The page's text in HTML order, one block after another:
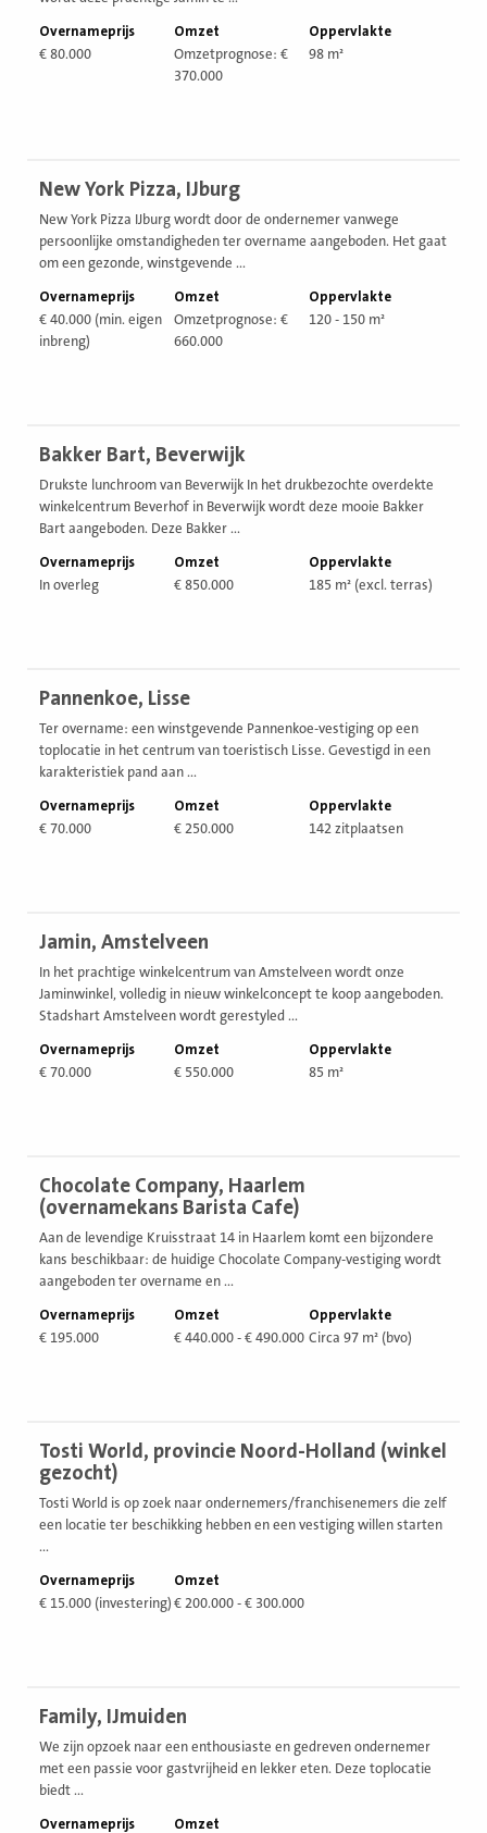
Overnameprijs
€ 80.000
Omzet
Omzetprognose: €
370.000
Oppervlakte
98 m²
New York Pizza, IJburg
New York Pizza IJburg wordt door de ondernemer vanwege
persoonlijke omstandigheden ter overname aangeboden. Het gaat
om een gezonde, winstgevende ...
Overnameprijs
€ 40.000 (min. eigen
inbreng)
Omzet
Omzetprognose: €
660.000
Oppervlakte
120 - 150 m²
vestiging
Bakker Bart, Beverwijk
Drukste lunchroom van Beverwijk In het drukbezochte overdekte
winkelcentrum Beverhof in Beverwijk wordt deze mooie Bakker
Bart aangeboden. Deze Bakker ...
Overnameprijs
In overleg
Omzet
€ 850.000
Oppervlakte
185 m² (excl. terras)
vestiging
Pannenkoe, Lisse
Ter overname: een winstgevende Pannenkoe-vestiging op een
toplocatie in het centrum van toeristisch Lisse. Gevestigd in een
karakteristiek pand aan ...
Overnameprijs
€ 70.000
Omzet
€ 250.000
Oppervlakte
142 zitplaatsen
vestiging
Jamin, Amstelveen
In het prachtige winkelcentrum van Amstelveen wordt onze
Jaminwinkel, volledig in nieuw winkelconcept te koop aangeboden.
Stadshart Amstelveen wordt gerestyled ...
Overnameprijs
€ 70.000
Omzet
€ 550.000
Oppervlakte
85 m²
vestiging
Chocolate Company, Haarlem
(overnamekans Barista Cafe)
Aan de levendige Kruisstraat 14 in Haarlem komt een bijzondere
kans beschikbaar: de huidige Chocolate Company-vestiging wordt
aangeboden ter overname en ...
Overnameprijs
€ 195.000
Omzet
€ 440.000 - € 490.000
Oppervlakte
Circa 97 m² (bvo)
vestiging
Tosti World, provincie Noord-Holland (winkel
gezocht)
Tosti World is op zoek naar ondernemers/franchisenemers die zelf
een locatie ter beschikking hebben en een vestiging willen starten
...
Overnameprijs
€ 15.000 (investering)
Omzet
€ 200.000 - € 300.000
vestiging
Family, IJmuiden
We zijn opzoek naar een enthousiaste en gedreven ondernemer
met een passie voor gastvrijheid en lekker eten. Deze toplocatie
biedt ...
Overnameprijs
Omzet
vestiging